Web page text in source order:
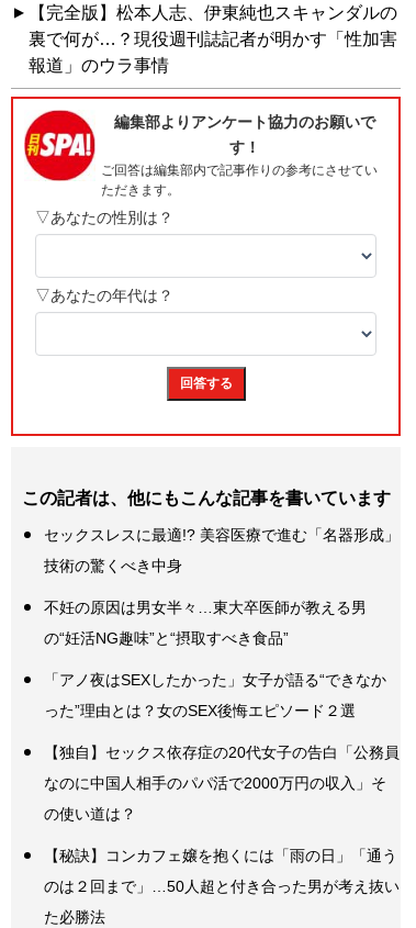
【完全版】松本人志、伊東純也スキャンダルの
裏で何が…？現役週刊誌記者が明かす「性加害
報道」のウラ事情
この記者は、他にもこんな記事を書いています
セックスレスに最適!? 美容医療で進む「名器形成」
技術の驚くべき中身
不妊の原因は男女半々…東大卒医師が教える男
の“妊活NG趣味”と“摂取すべき食品”
「アノ夜はSEXしたかった」女子が語る“できなか
った”理由とは？女のSEX後悔エピソード２選
【独自】セックス依存症の20代女子の告白「公務員
なのに中国人相手のパパ活で2000万円の収入」そ
の使い道は？
【秘訣】コンカフェ嬢を抱くには「雨の日」「通う
のは２回まで」…50人超と付き合った男が考え抜い
た必勝法